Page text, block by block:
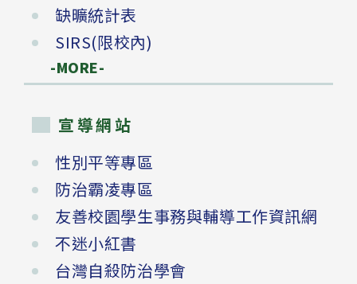
缺曠統計表
SIRS(限校內)
-MORE-
宣導網站
性別平等專區
防治霸凌專區
友善校園學生事務與輔導工作資訊網
不迷小紅書
台灣自殺防治學會